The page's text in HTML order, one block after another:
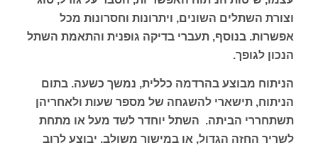
וצורת השתלים השונים, ויתרונות וחסרונות מכל
אפשרות. בנוסף, תעברי בדיקה גופנית והתאמת השתל
הנכון לגופך.
הניתוח מבוצע בהרדמה כללית, נמשך כשעה. בתום
הניתוח, תישארי להשגחה של מספר שעות ולאחריהן
תשתחררי הביתה. השתל יוחדר לשד מעל או מתחת
לשריר החזה הגדול, או במישור משולב. יבוצע לרוב